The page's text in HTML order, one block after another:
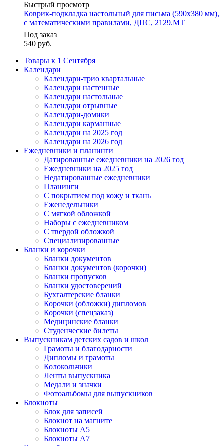
Быстрый просмотр
Коврик-подкладка настольный для письма (590х380 мм),
с математическими правилами, ДПС, 2129.МТ
Под заказ
540 руб.
Товары к 1 Сентября
Календари
Календари-трио квартальные
Календари настенные
Календари настольные
Календари отрывные
Календари-домики
Календари карманные
Календари на 2025 год
Календари на 2026 год
Ежедневники и планинги
Датированные ежедневники на 2026 год
Ежедневники на 2025 год
Недатированные ежедневники
Планинги
С покрытием под кожу и ткань
Еженедельники
С мягкой обложкой
Наборы с ежедневником
С твердой обложкой
Специализированные
Бланки и корочки
Бланки документов
Бланки документов (корочки)
Бланки пропусков
Бланки удостоверений
Бухгалтерские бланки
Корочки (обложки) дипломов
Корочки (спецзаказ)
Медицинские бланки
Студенческие билеты
Выпускникам детских садов и школ
Грамоты и благодарности
Дипломы и грамоты
Колокольчики
Ленты выпускника
Медали и значки
Фотоальбомы для выпускников
Блокноты
Блок для записей
Блокнот на магните
Блокноты А5
Блокноты А7